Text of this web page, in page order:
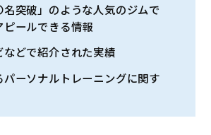
名突破」のような人気のジムで
ピールできる情報
どで紹介された実績
パーソナルトレーニングに関す